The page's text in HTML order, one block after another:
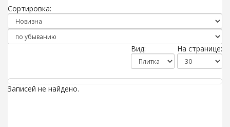
Сортировка:
На странице:
Вид:
Записей не найдено.